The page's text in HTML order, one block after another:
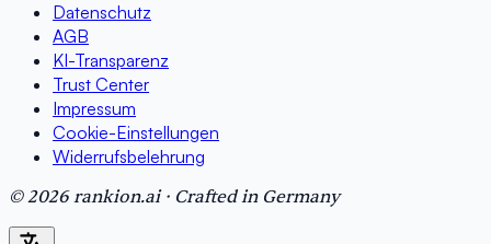
Datenschutz
AGB
KI-Transparenz
Trust Center
Impressum
Cookie-Einstellungen
Widerrufsbelehrung
© 2026 rankion.ai · Crafted in Germany